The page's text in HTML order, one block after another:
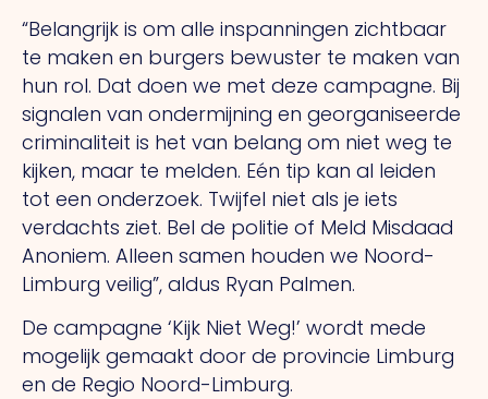
“Belangrijk is om alle inspanningen zichtbaar
te maken en burgers bewuster te maken van
hun rol. Dat doen we met deze campagne. Bij
signalen van ondermijning en georganiseerde
criminaliteit is het van belang om niet weg te
kijken, maar te melden. Eén tip kan al leiden
tot een onderzoek. Twijfel niet als je iets
verdachts ziet. Bel de politie of Meld Misdaad
Anoniem. Alleen samen houden we Noord-
Limburg veilig”, aldus Ryan Palmen.
De campagne ‘Kijk Niet Weg!’ wordt mede
mogelijk gemaakt door de provincie Limburg
en de Regio Noord-Limburg.